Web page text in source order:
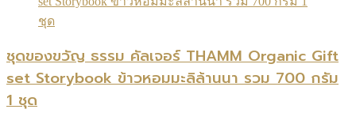
ชุดของขวัญ ธรรม คัลเจอร์ THAMM Organic Gift
set Storybook ข้าวหอมมะลิล้านนา รวม 700 กรัม
1 ชุด